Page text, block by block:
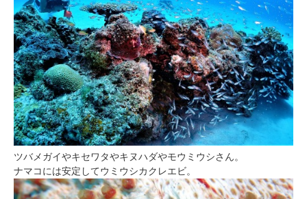
ツバメガイやキセワタやキヌハダやモウミウシさん。
ナマコには安定してウミウシカクレエビ。